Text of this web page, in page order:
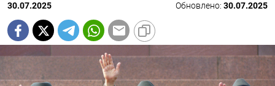
30.07.2025 Обновлено: 30.07.2025